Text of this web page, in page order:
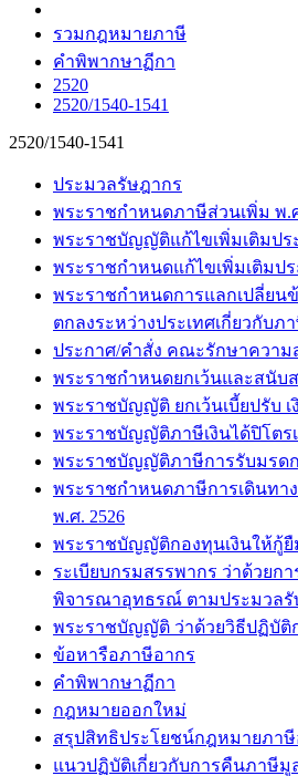
รวมกฎหมายภาษี
คำพิพากษาฏีกา
2520
2520/1540-1541
2520/1540-1541
ประมวลรัษฎากร
พระราชกำหนดภาษีส่วนเพิ่ม พ.
พระราชบัญญัติแก้ไขเพิ่มเติมปร
พระราชกำหนดแก้ไขเพิ่มเติมป
พระราชกำหนดการแลกเปลี่ยน
ตกลงระหว่างประเทศเกี่ยวกับภ
ประกาศ/คำสั่ง คณะรักษาความ
พระราชกำหนดยกเว้นและสนับ
พระราชบัญญัติ ยกเว้นเบี้ยปรับ เ
พระราชบัญญัติภาษีเงินได้ปิโตร
พระราชบัญญัติภาษีการรับมรดก
พระราชกำหนดภาษีการเดินท
พ.ศ. 2526
พระราชบัญญัติกองทุนเงินให้กู้ยื
ระเบียบกรมสรรพากร ว่าด้วยก
พิจารณาอุทธรณ์ ตามประมวลรั
พระราชบัญญัติ ว่าด้วยวิธีปฏิบัติ
ข้อหารือภาษีอากร
คำพิพากษาฏีกา
กฎหมายออกใหม่
สรุปสิทธิประโยชน์กฎหมายภาษี
แนวปฏิบัติเกี่ยวกับการคืนภาษีมู